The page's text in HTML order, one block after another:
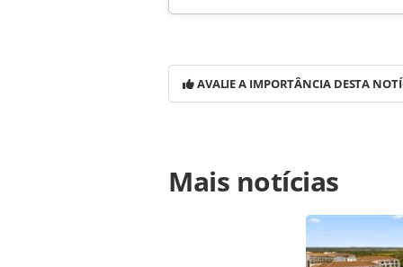
AVALIE A IMPORTÂNCIA DESTA
https://www.panrotas.com.br/
lancamento-da-campanha-beija-
página. Todo o conteúdo
brasileira sobre direito autoral.
PANROTAS Editora
Mais notícias